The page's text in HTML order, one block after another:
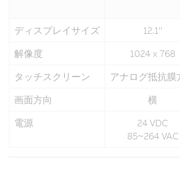
ディスプレイサイズ
12.1"
解像度
1024 x 768
タッチスクリーン
アナログ抵抗膜
画面方向
横
電源
24 VDC
85~264 VAC